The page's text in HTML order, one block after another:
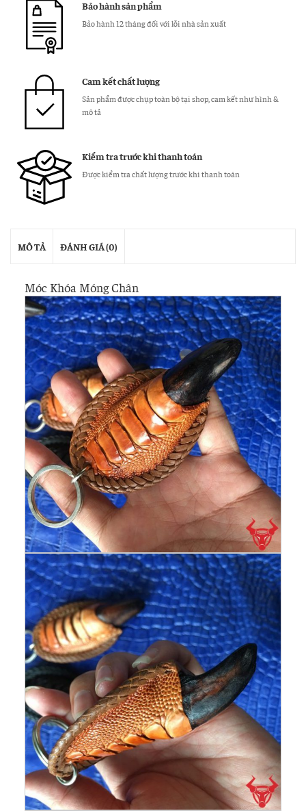
lượng
Bảo hành sản phẩm
Bảo hành 12 tháng đối với lỗi nhà sản xuất
Cam kết chất lượng
Sản phẩm được chụp toàn bộ tại shop, cam kết như hình &
mô tả
Kiểm tra trước khi thanh toán
Được kiểm tra chất lượng trước khi thanh toán
MÔ TẢ ĐÁNH GIÁ (0)
Móc Khóa Móng Chân